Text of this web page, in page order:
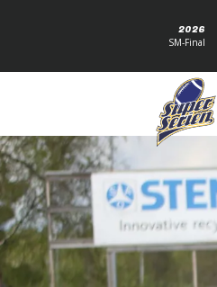
2026
SM-Final